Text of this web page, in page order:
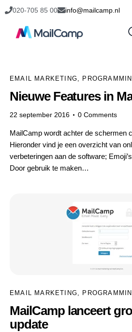
020-705 85 00 info@mailcamp.nl
EMAIL MARKETING,
Nieuwe Features in
22 september 2016 0 Comments
MailCamp wordt achter de schermen
Hieronder vind je een overzicht van
verbeteringen aan de software;
Door gebruik te maken…
EMAIL MARKETING
MailCamp lanceert
update